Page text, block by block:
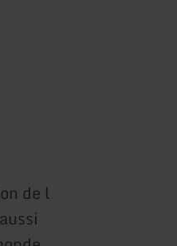
de l